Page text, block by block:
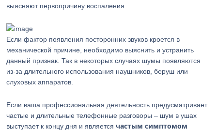
выясняют первопричину воспаления.
Если фактор появления посторонних звуков кроется в
механической причине, необходимо выяснить и устранить
данный признак. Так в некоторых случаях шумы появляются
из-за длительного использования наушников, беруш или
слуховых аппаратов.
Если ваша профессиональная деятельность предусматривает
частые и длительные телефонные разговоры – шум в ушах
выступает к концу дня и являетсячастым симптомом